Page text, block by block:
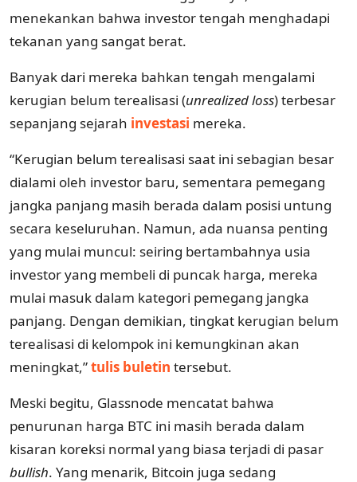
menekankan bahwa investor tengah menghadapi
tekanan yang sangat berat.
Banyak dari mereka bahkan tengah mengalami
kerugian belum terealisasi (unrealized loss) terbesar
sepanjang sejarah investasi mereka.
“Kerugian belum terealisasi saat ini sebagian besar
dialami oleh investor baru, sementara pemegang
jangka panjang masih berada dalam posisi untung
secara keseluruhan. Namun, ada nuansa penting
yang mulai muncul: seiring bertambahnya usia
investor yang membeli di puncak harga, mereka
mulai masuk dalam kategori pemegang jangka
panjang. Dengan demikian, tingkat kerugian belum
terealisasi di kelompok ini kemungkinan akan
meningkat,”tulis buletin tersebut.
Meski begitu, Glassnode mencatat bahwa
penurunan harga BTC ini masih berada dalam
kisaran koreksi normal yang biasa terjadi di pasar
bullish. Yang menarik, Bitcoin juga sedang